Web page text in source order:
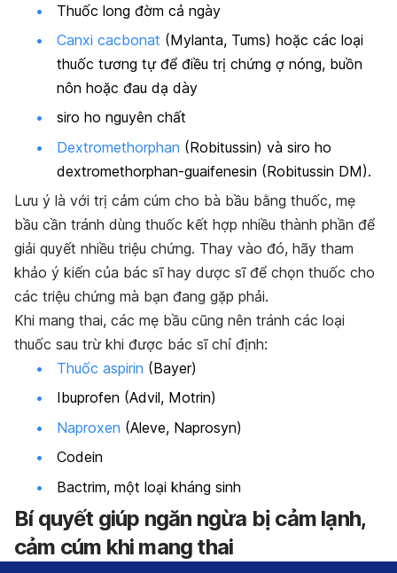
Thuốc long đờm cả ngày
Canxi cacbonat (Mylanta, Tums) hoặc các loại
thuốc tương tự để điều trị chứng ợ nóng, buồn
nôn hoặc đau dạ dày
siro ho nguyên chất
Dextromethorphan (Robitussin) và siro ho
dextromethorphan-guaifenesin (Robitussin DM).
Lưu ý là với trị cảm cúm cho bà bầu bằng thuốc, mẹ
bầu cần tránh dùng thuốc kết hợp nhiều thành phần để
giải quyết nhiều triệu chứng. Thay vào đó, hãy tham
khảo ý kiến của bác sĩ hay dược sĩ để chọn thuốc cho
các triệu chứng mà bạn đang gặp phải.
Khi mang thai, các mẹ bầu cũng nên tránh các loại
thuốc sau trừ khi được bác sĩ chỉ định:
Thuốc aspirin (Bayer)
Ibuprofen (Advil, Motrin)
Naproxen (Aleve, Naprosyn)
Codein
Bactrim, một loại kháng sinh
Bí quyết giúp ngăn ngừa bị cảm lạnh,
cảm cúm khi mang thai